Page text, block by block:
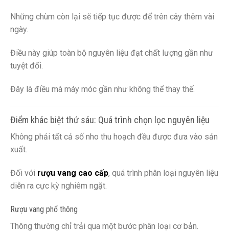
Những chùm còn lại sẽ tiếp tục được để trên cây thêm vài
ngày.
Điều này giúp toàn bộ nguyên liệu đạt chất lượng gần như
tuyệt đối.
Đây là điều mà máy móc gần như không thể thay thế.
Điểm khác biệt thứ sáu: Quá trình chọn lọc nguyên liệu
Không phải tất cả số nho thu hoạch đều được đưa vào sản
xuất.
Đối với rượu vang cao cấp, quá trình phân loại nguyên liệu
diễn ra cực kỳ nghiêm ngặt.
Rượu vang phổ thông
Thông thường chỉ trải qua một bước phân loại cơ bản.